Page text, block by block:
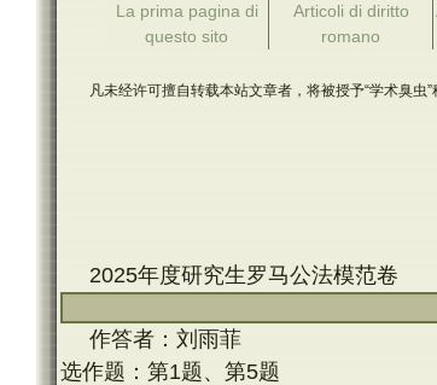
La prima pagina di
questo sito
Articoli di diritto
romano
凡未经许可擅自转载本站文章者，将被授予“学术臭虫”
2025年度研究生罗马公法模范卷
作答者：刘雨菲
选作题：第1题、第5题